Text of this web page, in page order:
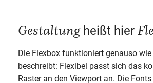
Gestaltungheißt hier
Die Flexbox funktioniert genauso
beschreibt: Flexibel passt sich das
Raster an den Viewport an. Die